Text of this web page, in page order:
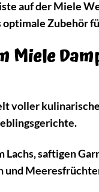
auf der Miele
optimale Zubehör
voller
saftigen
und